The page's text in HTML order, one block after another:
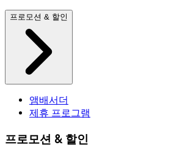
프로모션 & 할인
앰배서더
제휴 프로그램
프로모션 & 할인